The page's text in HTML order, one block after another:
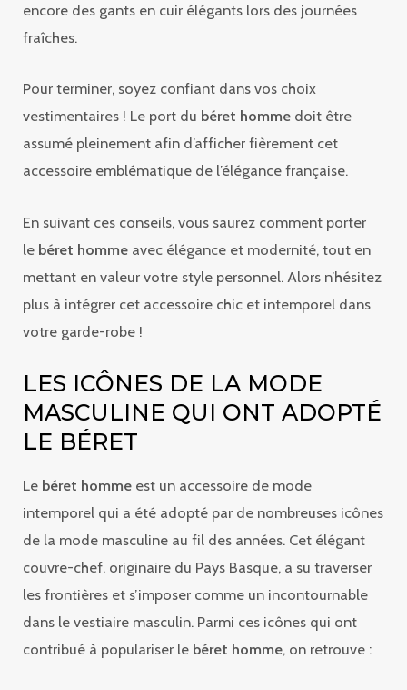
encore des gants en cuir élégants lors des journées
fraîches.
Pour terminer, soyez confiant dans vos choix
vestimentaires ! Le port du béret homme doit être
assumé pleinement afin d’afficher fièrement cet
accessoire emblématique de l’élégance française.
En suivant ces conseils, vous saurez comment porter
le béret homme avec élégance et modernité, tout en
mettant en valeur votre style personnel. Alors n’hésitez
plus à intégrer cet accessoire chic et intemporel dans
votre garde-robe !
LES ICÔNES DE LA MODE
MASCULINE QUI ONT ADOPTÉ
LE BÉRET
Le béret homme est un accessoire de mode
intemporel qui a été adopté par de nombreuses icônes
de la mode masculine au fil des années. Cet élégant
couvre-chef, originaire du Pays Basque, a su traverser
les frontières et s’imposer comme un incontournable
dans le vestiaire masculin. Parmi ces icônes qui ont
contribué à populariser le béret homme, on retrouve :